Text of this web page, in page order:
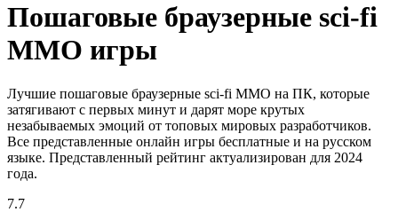
Пошаговые браузерные sci-fi
MMO игры
Лучшие пошаговые браузерные sci-fi MMO на ПК, которые
затягивают с первых минут и дарят море крутых
незабываемых эмоций от топовых мировых разработчиков.
Все представленные онлайн игры бесплатные и на русском
языке. Представленный рейтинг актуализирован для 2024
года.
7.7